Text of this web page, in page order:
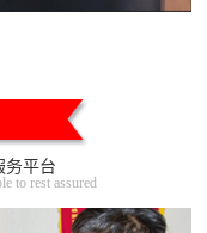
务平台
to rest assured